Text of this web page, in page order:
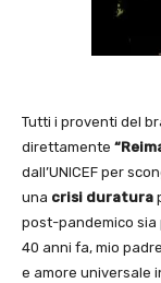
Tutti i proventi del
direttamente
dall’UNICEF per
una crisi duratura
post-pandemico sia
40 anni fa, mio
e amore universale